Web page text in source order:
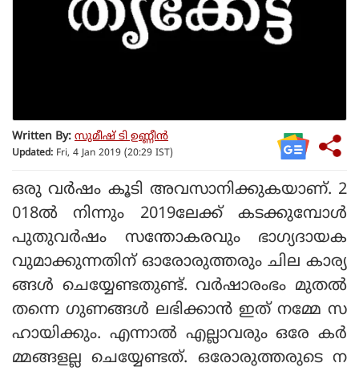
Written By: സുമീഷ് ടി ഉണ്ണീൻ
Updated: Fri, 4 Jan 2019 (20:29 IST)
ഒരു വർഷം കൂടി അവസാനിക്കുകയാണ്. 2
018ൽ നിന്നും 2019ലേക്ക് കടക്കുമ്പോൾ
പുതുവർഷം സന്തോകരവും ഭാഗ്യദായക
വുമാക്കുന്നതിന് ഓരോരുത്തരും ചില കാര്യ
ങ്ങൾ ചെയ്യേണ്ടതുണ്ട്. വർഷാരംഭം മുതൽ
തന്നെ ഗുണങ്ങൾ ലഭിക്കാൻ ഇത് നമ്മേ സ
ഹായിക്കും. എന്നാൽ എല്ലാവരും ഒരേ കർ
മ്മങ്ങളല്ല ചെയ്യേണ്ടത്. ഒരോരുത്തരുടെ ന